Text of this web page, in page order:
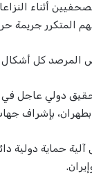
أثناء
المتكرر جريمة
المرصد كل أشكال
دولي عاجل
بطهران، بإشراف
آلية حماية دولية